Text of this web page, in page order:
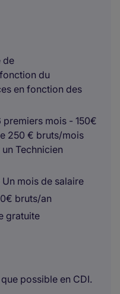
de
du
en fonction des
premiers mois - 150€
250 € bruts/mois
Technicien
mois de salaire
bruts/an
gratuite
possible en CDI.